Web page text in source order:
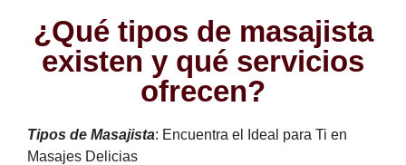
¿Qué tipos de masajista
existen y qué servicios
ofrecen?
Tipos de Masajista: Encuentra el Ideal para Ti en
Masajes Delicias